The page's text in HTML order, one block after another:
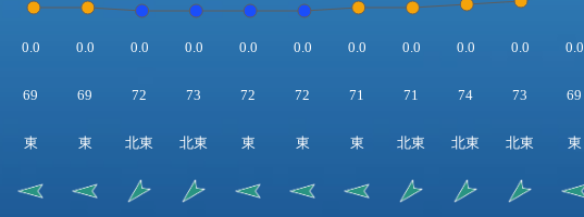
0.0 0.0 0.0 0.0 0.0 0.0 0.0 0.0 0.0 0.0 0.0
69 69 72 73 72 72 71 71 74 73 69
東 東 北東 北東 東 東 東 北東 北東 北東 東